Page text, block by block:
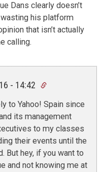
Dans clearly doesn’t
wasting his platform
that isn’t actually
calling.
- 14:42
to Yahoo! Spain since
its management
to my classes
their events until the
But hey, if you want to
and not knowing me at